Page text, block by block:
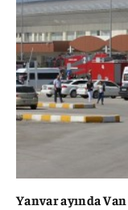
Yanvar ayında